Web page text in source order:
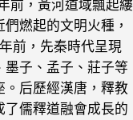
前，黃河道域飄起縷
燃起的文明火種，
前，先秦時代呈現
墨子、孟子、莊子等
。后歷經漢唐，釋教
儒釋道融會成長的